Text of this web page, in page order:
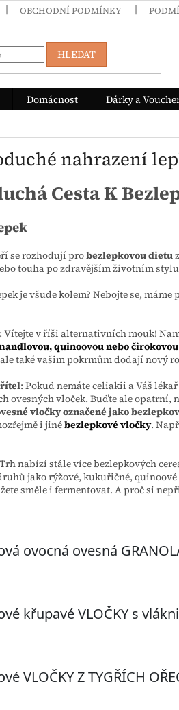
OBCHODNÍ PODMÍNKY
HLEDAT
Domácnost Dárky a
nahrazení
Cesta K
se rozhodují probezlepkovou dietu
touha po zdravějším životním
je všude kolem? Nebojte se,
: Vítejte v říši alternativních mouk!
quinoovou nebo čirokovou
také vašim pokrmům dodají nový
: Pokud nemáte celiakii a Váš
ovesných vloček. Buďte ale opatrní,
vločky označené jako
i jinébezlepkové vločky.
nabízí stále více bezlepkových
jako rýžové, kukuřičné,
směle i fermentovat. A proč si